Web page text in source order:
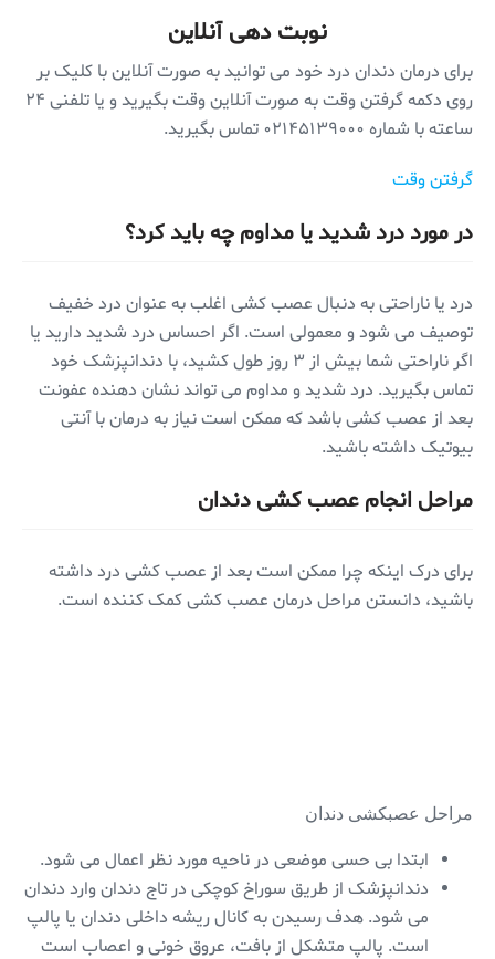
نوبت دهی آنلاین
برای درمان دندان درد خود می توانید به صورت آنلاین با کلیک بر
روی دکمه گرفتن وقت به صورت آنلاین وقت بگیرید و یا تلفنی ۲۴
ساعته با شماره ۰۲۱۴۵۱۳۹۰۰۰ تماس بگیرید.
گرفتن وقت
در مورد درد شدید یا مداوم چه باید کرد؟
درد یا ناراحتی به دنبال عصب کشی اغلب به عنوان درد خفیف
توصیف می شود و معمولی است. اگر احساس درد شدید دارید یا
اگر ناراحتی شما بیش از ۳ روز طول کشید، با دندانپزشک خود
تماس بگیرید. درد شدید و مداوم می تواند نشان دهنده عفونت
بعد از عصب کشی باشد که ممکن است نیاز به درمان با آنتی
بیوتیک داشته باشید.
مراحل انجام عصب کشی دندان
برای درک اینکه چرا ممکن است بعد از عصب کشی درد داشته
باشید، دانستن مراحل درمان عصب کشی کمک کننده است.
مراحل عصبکشی دندان
ابتدا بی حسی موضعی در ناحیه مورد نظر اعمال می شود.
دندانپزشک از طریق سوراخ کوچکی در تاج دندان وارد دندان
می شود. هدف رسیدن به کانال ریشه داخلی دندان یا پالپ
است. پالپ متشکل از بافت، عروق خونی و اعصاب است